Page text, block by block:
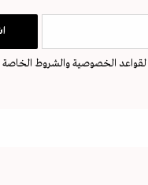
لقواعد الخصوصيةوالشروط الخاصة